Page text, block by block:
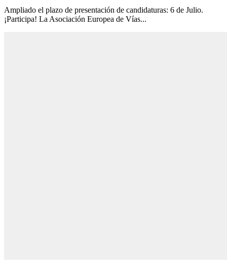
Ampliado el plazo de presentación de candidaturas: 6 de Julio.
¡Participa! La Asociación Europea de Vías...